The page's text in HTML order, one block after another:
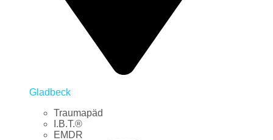
Gladbeck
Traumapäd
I.B.T.®
EMDR